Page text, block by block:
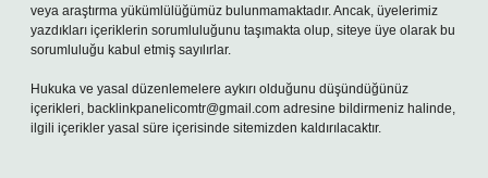
veya araştırma yükümlülüğümüz bulunmamaktadır. Ancak, üyelerimiz
yazdıkları içeriklerin sorumluluğunu taşımakta olup, siteye üye olarak bu
sorumluluğu kabul etmiş sayılırlar.
Hukuka ve yasal düzenlemelere aykırı olduğunu düşündüğünüz
içerikleri, backlinkpanelicomtr@gmail.com adresine bildirmeniz halinde,
ilgili içerikler yasal süre içerisinde sitemizden kaldırılacaktır.